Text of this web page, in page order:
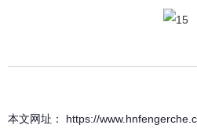
本文网址： https://